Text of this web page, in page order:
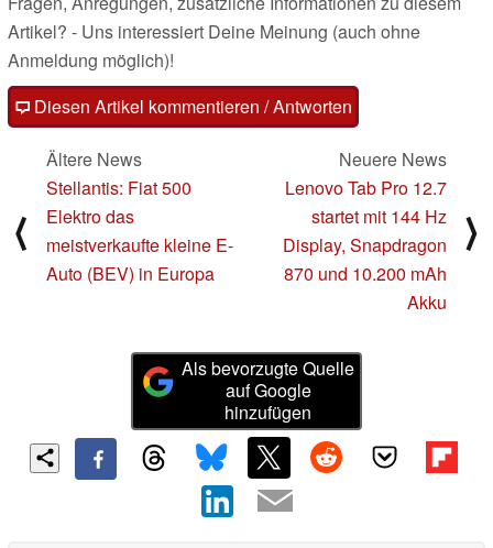
Artikel? - Uns interessiert Deine Meinung (auch ohne
Anmeldung möglich)!
Diesen Artikel kommentieren / Antworten
⟨
Ältere News
Stellantis: Fiat 500
Elektro das
meistverkaufte kleine E-
Auto (BEV) in Europa
Neuere News
Lenovo Tab Pro 12.7
startet mit 144 Hz
Display, Snapdragon
870 und 10.200 mAh
Akku
⟩
Als bevorzugte Quelle
auf Google
hinzufügen